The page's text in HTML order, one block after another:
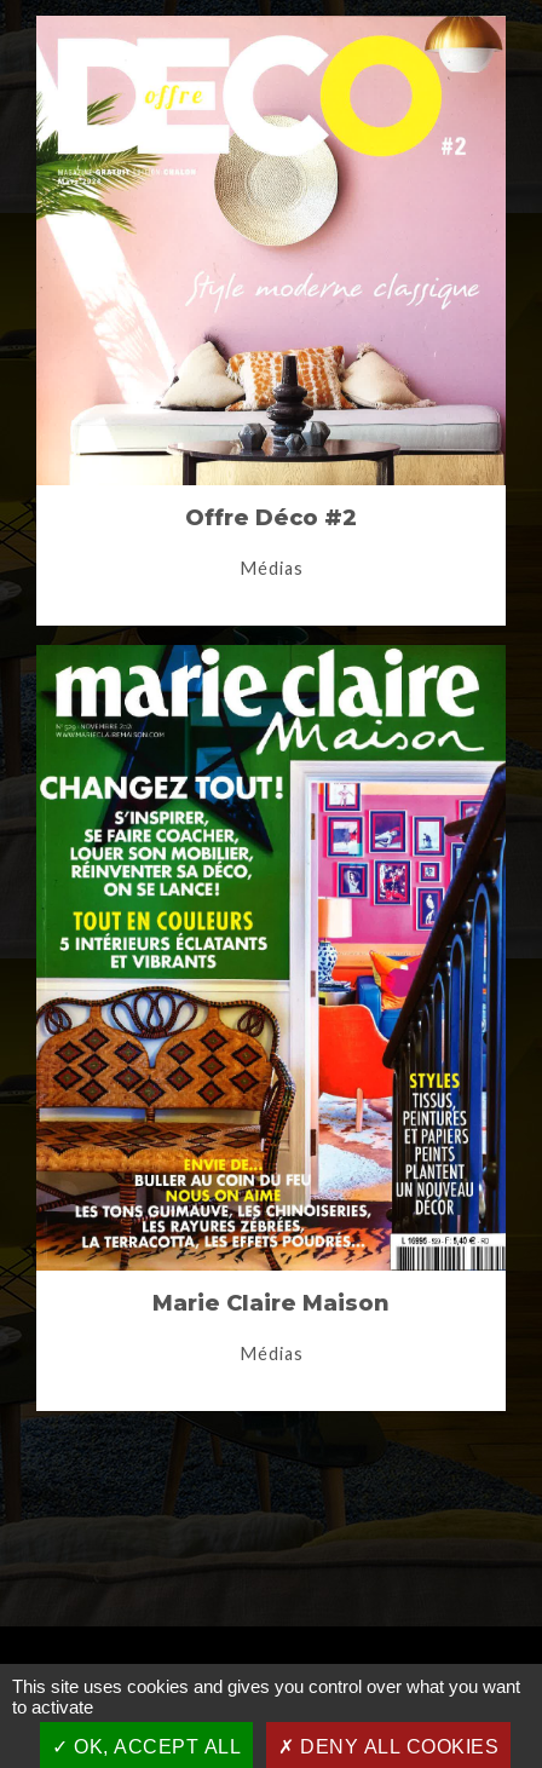
Offre Déco #2
Médias
Marie Claire Maison
Médias
This site uses cookies and gives you control over what you want
to activate
OK, ACCEPT ALL
DENY ALL COOKIES